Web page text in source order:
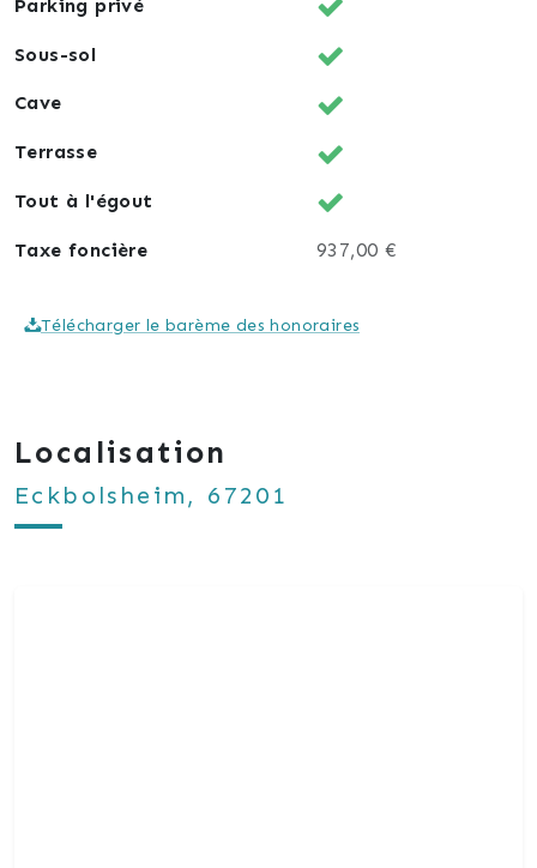
Parking privé
Sous-sol
Cave
Terrasse
Tout à l'égout
Taxe foncière 937,00 €
Télécharger le barème des honoraires
Localisation
Eckbolsheim, 67201